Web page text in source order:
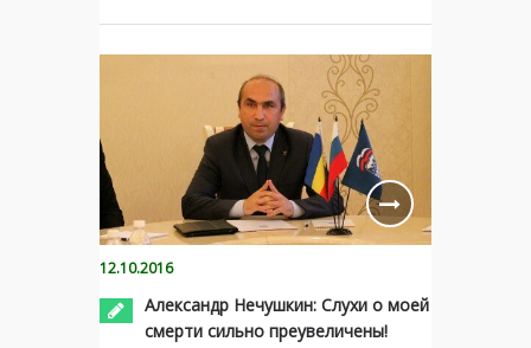
12.10.2016
Александр Нечушкин: Слухи о моей
смерти сильно преувеличены!